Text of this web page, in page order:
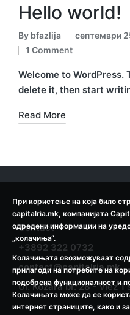
Hello world!
Posted
by
By bfazlija септември
1 Comment
Welcome to WordPress.
delete it, then start
Read More
Contact
+3892 322 0732
contact@capitalria.mk
Ul. Kozara br. 28 - vlez 1
При користење на која било
capitalria.mk, компанијата
одредени информации на
„колачиња“.
Колачињата овозможуваат
прилагоди на потребите на
подобрена функционалност и
Колачињата може да се
интернет страниците, како и